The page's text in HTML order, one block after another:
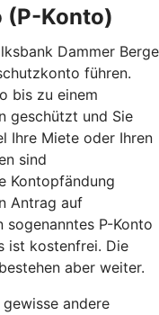
(P-Konto)
Dammer Berge
führen.
bis zu einem
geschützt und Sie
Ihre Miete oder Ihren
sind
Kontopfändung
Antrag auf
P-Konto
ist kostenfrei. Die
aber weiter.
andere